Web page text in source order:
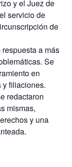
y el Juez de
servicio de
de
a más
Se
en
filiaciones.
redactaron
mismas,
y una